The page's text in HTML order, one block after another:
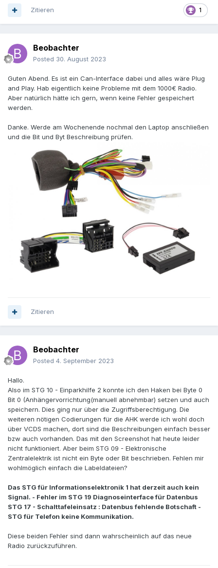
1
Zitieren
Beobachter
Posted 30. August 2023
Guten Abend. Es ist ein Can-Interface dabei und alles wäre Plug
and Play. Hab eigentlich keine Probleme mit dem 1000€ Radio.
Aber natürlich hätte ich gern, wenn keine Fehler gespeichert
werden.
Danke. Werde am Wochenende nochmal den Laptop anschließen
und die Bit und Byt Beschreibung prüfen.
Zitieren
Beobachter
Posted 4. September 2023
Hallo.
Also im STG 10 - Einparkhilfe 2 konnte ich den Haken bei Byte 0
Bit 0 (Anhängervorrichtung(manuell abnehmbar) setzen und auch
speichern. Dies ging nur über die Zugriffsberechtigung. Die
weiteren nötigen Codierungen für die AHK werde ich wohl doch
über VCDS machen, dort sind die Beschreibungen einfach besser
bzw auch vorhanden. Das mit den Screenshot hat heute leider
nicht funktioniert. Aber beim STG 09 - Elektronische
Zentralelektrik ist nicht ein Byte oder Bit beschrieben. Fehlen mir
wohlmöglich einfach die Labeldateien?
Das STG für Informationselektronik 1 hat derzeit auch kein
Signal. - Fehler im STG 19 Diagnoseinterface für Datenbus
STG 17 - Schalttafeleinsatz : Datenbus fehlende Botschaft -
STG für Telefon keine Kommunikation.
Diese beiden Fehler sind dann wahrscheinlich auf das neue
Radio zurückzuführen.